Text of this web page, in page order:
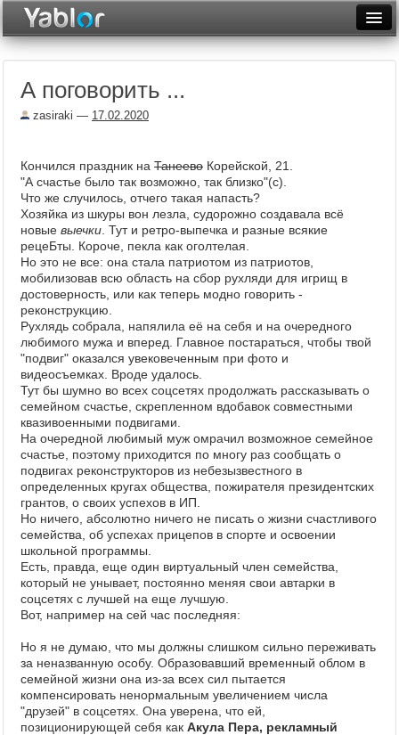
Рейтинги
Архив
Фототоп
Видеотоп
А поговорить ...
zasiraki — 17.02.2020
Кончился праздник на Танеево Корейской, 21.
"А счастье было так возможно, так близко"(с).
Что же случилось, отчего такая напасть?
Хозяйка из шкуры вон лезла, судорожно создавала всё
новые выечки . Тут и ретро-выпечка и разные всякие
рецеБты. Короче, пекла как оголтелая.
Но это не все: она стала патриотом из патриотов,
мобилизовав всю область на сбор рухляди для игрищ в
достоверность, или как теперь модно говорить -
реконструкцию.
Рухлядь собрала, напялила её на себя и на очередного
любимого мужа и вперед. Главное постараться, чтобы твой
"подвиг" оказался увековеченным при фото и
видеосъемках. Вроде удалось.
Тут бы шумно во всех соцсетях продолжать рассказывать о
семейном счастье, скрепленном вдобавок совместными
квазивоенными подвигами.
На очередной любимый муж омрачил возможное семейное
счастье, поэтому приходится по многу раз сообщать о
подвигах реконструкторов из небезызвестного в
определенных кругах общества, пожирателя президентских
грантов, о своих успехов в ИП.
Но ничего, абсолютно ничего не писать о жизни счастливого
семейства, об успехах прицепов в спорте и освоении
школьной программы.
Есть, правда, еще один виртуальный член семейства,
который не унывает, постоянно меняя свои автарки в
соцсетях с лучшей на еще лучшую.
Вот, например на сей час последняя:
Но я не думаю, что мы должны слишком сильно переживать
за неназванную особу. Образовавший временный облом в
семейной жизни она из-за всех сил пытается
компенсировать ненормальным увеличением числа
"друзей" в соцсетях. Она уверена, что ей,
позиционирующей себя как Акула Пера, рекламный